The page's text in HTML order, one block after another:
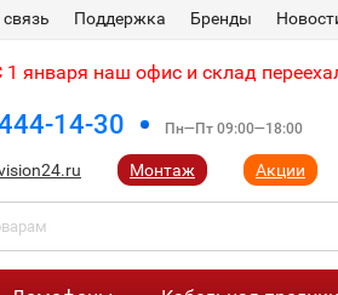
Поддержка Бренды
января наш офис и склад
14-30 Пн—Пт 09:00—18:00
Монтаж Акции